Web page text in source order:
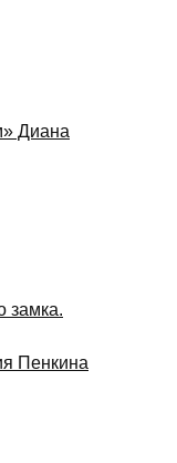
Диана
замка.
Пенкина